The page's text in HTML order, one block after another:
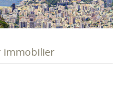
immobilier